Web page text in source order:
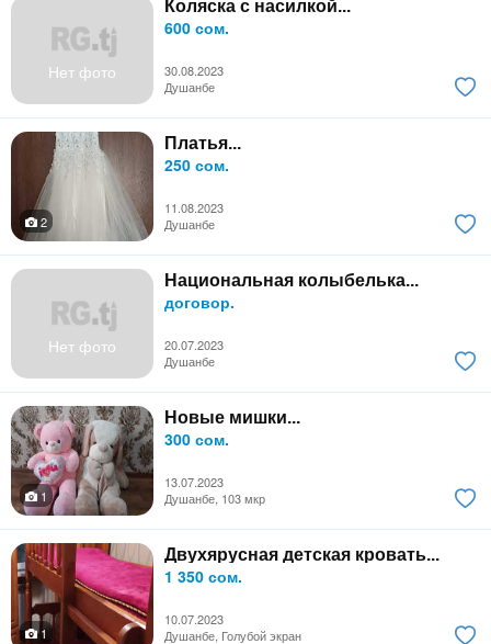
Нет фото
Коляска с насилкой...
600 сом.
30.08.2023
Душанбе
Платья...
250 сом.
11.08.2023
2
Душанбе
Нет фото
Национальная колыбелька...
договор.
20.07.2023
Душанбе
Новые мишки...
300 сом.
13.07.2023
1
Душанбе, 103 мкр
Двухярусная детская кровать...
1 350 сом.
10.07.2023
1
Душанбе, Голубой экран